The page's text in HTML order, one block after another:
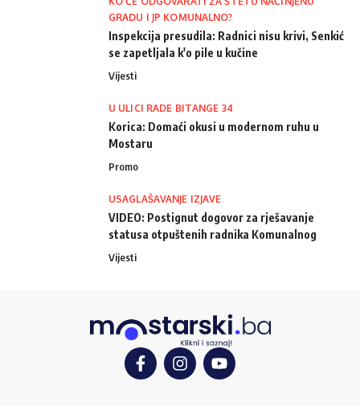
GRADU I JP KOMUNALNO?
Inspekcija presudila: Radnici nisu krivi, Senkić
se zapetljala k'o pile u kučine
Vijesti
U ULICI RADE BITANGE 34
Korica: Domaći okusi u modernom ruhu u
Mostaru
Promo
USAGLAŠAVANJE IZJAVE
VIDEO: Postignut dogovor za rješavanje
statusa otpuštenih radnika Komunalnog
Vijesti